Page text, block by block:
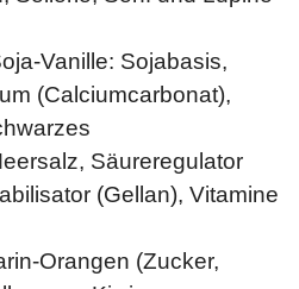
Vanille: Sojabasis,
(Calciumcarbonat),
Säureregulator
(Gellan), Vitamine
Orangen (Zucker,